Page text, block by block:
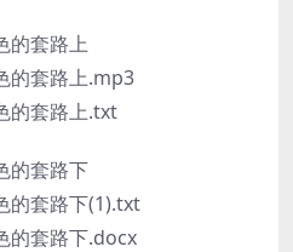
的套路上
的套路上.mp3
的套路上.txt
的套路下
的套路下(1).txt
的套路下.docx